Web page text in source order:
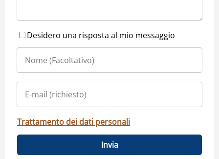
Desidero una risposta al mio messaggio
Trattamento dei dati personali
Invia